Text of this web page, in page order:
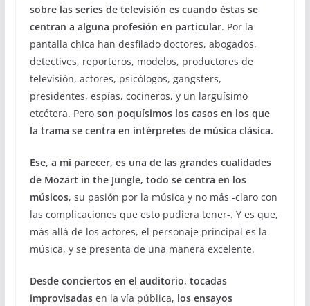
sobre las series de televisión es cuando éstas se
centran a alguna profesión en particular. Por la
pantalla chica han desfilado doctores, abogados,
detectives, reporteros, modelos, productores de
televisión, actores, psicólogos, gangsters,
presidentes, espías, cocineros, y un larguísimo
etcétera. Pero son poquísimos los casos en los que
la trama se centra en intérpretes de música clásica.
Ese, a mi parecer, es una de las grandes cualidades
de Mozart in the Jungle, todo se centra en los
músicos, su pasión por la música y no más -claro con
las complicaciones que esto pudiera tener-. Y es que,
más allá de los actores, el personaje principal es la
música, y se presenta de una manera excelente.
Desde conciertos en el auditorio, tocadas
improvisadasen la vía pública, los ensayos